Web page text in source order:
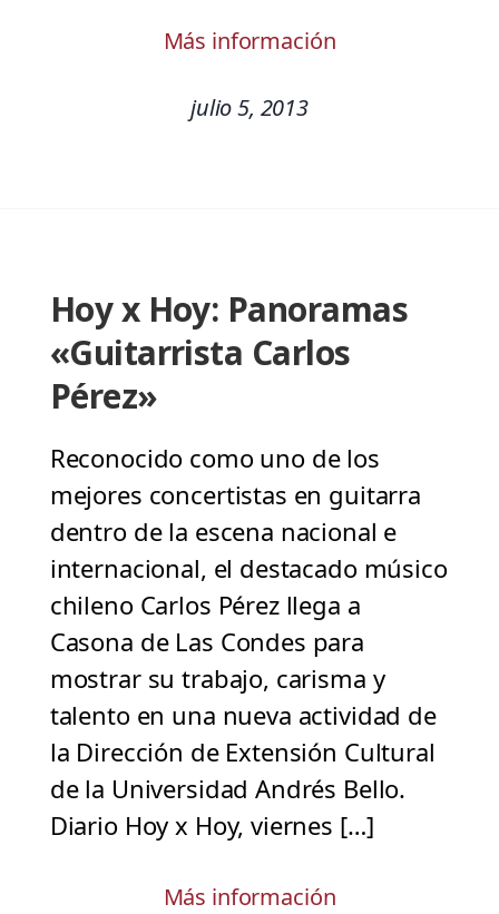
Más información
julio 5, 2013
Hoy x Hoy: Panoramas
«Guitarrista Carlos
Pérez»
Reconocido como uno de los
mejores concertistas en guitarra
dentro de la escena nacional e
internacional, el destacado músico
chileno Carlos Pérez llega a
Casona de Las Condes para
mostrar su trabajo, carisma y
talento en una nueva actividad de
la Dirección de Extensión Cultural
de la Universidad Andrés Bello.
Diario Hoy x Hoy, viernes […]
Más información